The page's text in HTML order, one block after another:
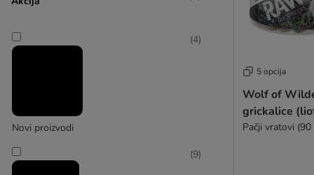
Nature's Variety
Rocco
Terra Canis
(4)
Novi proizvodi
(4)
(9)
5 opcija
Wolf of
grickalice
Pačji vratovi (90